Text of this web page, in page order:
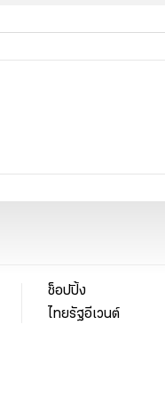
ช็อปปิ้ง
ไทยรัฐอีเวนต์